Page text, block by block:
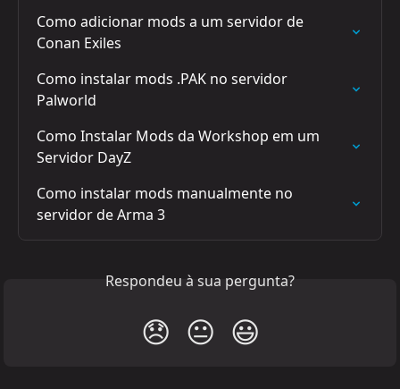
Como adicionar mods a um servidor de
Conan Exiles
Como instalar mods .PAK no servidor
Palworld
Como Instalar Mods da Workshop em um
Servidor DayZ
Como instalar mods manualmente no
servidor de Arma 3
Respondeu à sua pergunta?
😞 😐 😃